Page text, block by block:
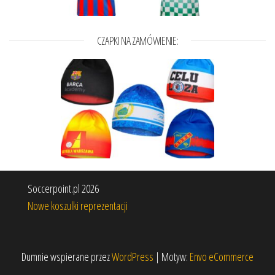
CZAPKI NA ZAMÓWIENIE:
Soccerpoint.pl 2026
Nowe koszulki reprezentacji
Dumnie wspierane przezWordPress | Motyw: Envo eCommerce